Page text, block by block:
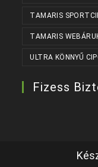
TAMARIS
TAMARIS
ULTRA KÖNNYŰ
Fizess